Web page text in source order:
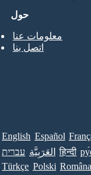
حول
معلومات عنا
اتصل بنا
English Español
עברית العَرَبِيَّة हिन्दी
Türkçe Polski Româna